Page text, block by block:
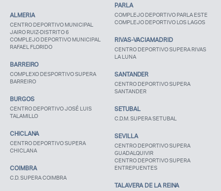
ALMERIA
CENTRO DEPORTIVO MUNICIPAL
JAIRO RUIZ-DISTRITO 6
COMPLEJO DEPORTIVO MUNICIPAL
RAFAEL FLORIDO
BARREIRO
COMPLEXO DESPORTIVO SUPERA
BARREIRO
BURGOS
CENTRO DEPORTIVO JOSÉ LUIS
TALAMILLO
CHICLANA
CENTRO DEPORTIVO SUPERA
CHICLANA
COIMBRA
C.D. SUPERA COIMBRA
PARLA
COMPLEJO DEPORTIVO PARLA ESTE
COMPLEJO DEPORTIVO LOS LAGOS
RIVAS-VACIAMADRID
CENTRO DEPORTIVO SUPERA RIVAS
LA LUNA
SANTANDER
CENTRO DEPORTIVO SUPERA
SANTANDER
SETUBAL
C.D.M. SUPERA SETUBAL
SEVILLA
CENTRO DEPORTIVO SUPERA
GUADALQUIVIR
CENTRO DEPORTIVO SUPERA
ENTREPUENTES
TALAVERA DE LA REINA